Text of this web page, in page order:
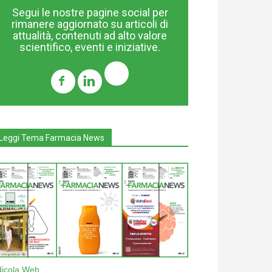
Segui le nostre pagine social per
rimanere aggiornato su articoli di
attualità, contenuti ad alto valore
scientifico, eventi e iniziative.
Tema Farmacia News
Web